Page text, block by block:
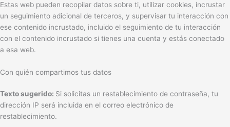
Estas web pueden recopilar datos sobre ti, utilizar cookies, incrustar
un seguimiento adicional de terceros, y supervisar tu interacción con
ese contenido incrustado, incluido el seguimiento de tu interacción
con el contenido incrustado si tienes una cuenta y estás conectado
a esa web.
Con quién compartimos tus datos
Texto sugerido: Si solicitas un restablecimiento de contraseña, tu
dirección IP será incluida en el correo electrónico de
restablecimiento.